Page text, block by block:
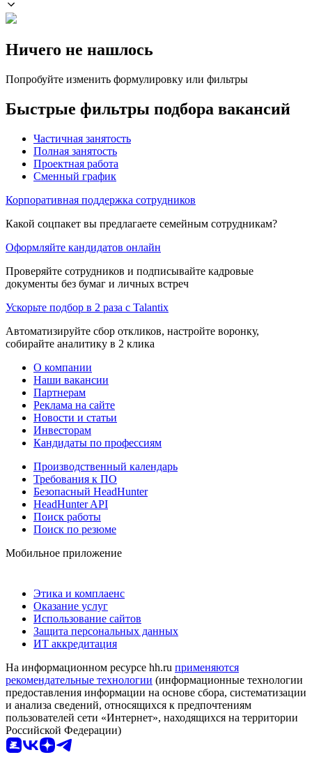
Ничего не нашлось
Попробуйте изменить формулировку или фильтры
Быстрые фильтры подбора вакансий
Частичная занятость
Полная занятость
Проектная работа
Сменный график
Корпоративная поддержка сотрудников
Какой соцпакет вы предлагаете семейным сотрудникам?
Оформляйте кандидатов онлайн
Проверяйте сотрудников и подписывайте кадровые
документы без бумаг и личных встреч
Ускорьте подбор в 2 раза с Talantix
Автоматизируйте сбор откликов, настройте воронку,
собирайте аналитику в 2 клика
О компании
Наши вакансии
Партнерам
Реклама на сайте
Новости и статьи
Инвесторам
Кандидаты по профессиям
Производственный календарь
Требования к ПО
Безопасный HeadHunter
HeadHunter API
Поиск работы
Поиск по резюме
Мобильное приложение
Этика и комплаенс
Оказание услуг
Использование сайтов
Защита персональных данных
ИТ аккредитация
На информационном ресурсе hh.ru применяются
рекомендательные технологии (информационные технологии
предоставления информации на основе сбора, систематизации
и анализа сведений, относящихся к предпочтениям
пользователей сети «Интернет», находящихся на территории
Российской Федерации)